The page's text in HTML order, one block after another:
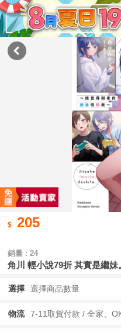
205
銷量 : 24
角川 輕小說79折 其實是繼
選擇 選擇商品數量
物流